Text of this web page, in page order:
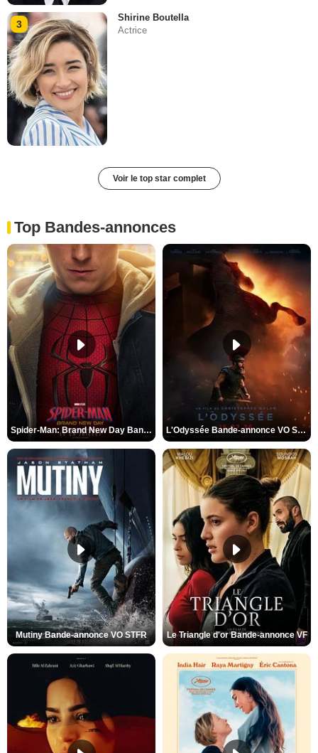
3
Shirine Boutella
Actrice
Voir le top star complet
Top Bandes-annonces
Spider-Man: Brand New Day Bande-annonce VO STFR L'Odyssée Bande-annonce VO STFR
Mutiny Bande-annonce VO STFR Le Triangle d'or Bande-annonce VF